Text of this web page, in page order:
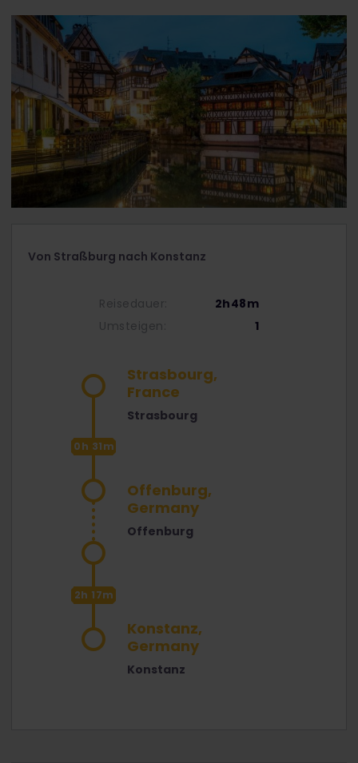
Von Straßburg nach Konstanz
Reisedauer:
2h48m
Umsteigen:
1
Strasbourg,
France
Strasbourg
0h 31m
Offenburg,
Germany
Offenburg
2h 17m
Konstanz,
Germany
Konstanz